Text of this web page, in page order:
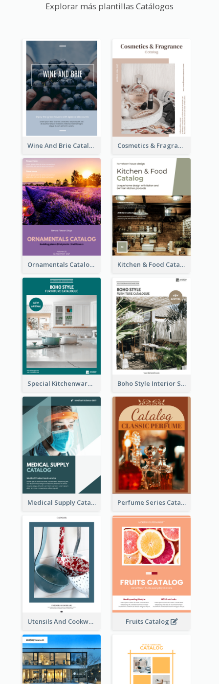
Explorar más plantillas Catálogos
Wine And Brie Catalog Cosmetics & Fragrance Catalog
Ornamentals Catalog Kitchen & Food Catalog
Special Kitchenware Catalog Boho Style Interior Style Catalog
Medical Supply Catalog Perfume Series Catalog
Utensils And Cookware Catalog Fruits Catalog